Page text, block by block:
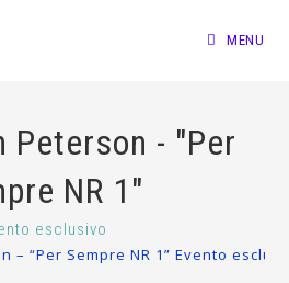
MENU
Peterson - "Per
NR 1"
esclusivo
– “Per Sempre NR 1” Evento